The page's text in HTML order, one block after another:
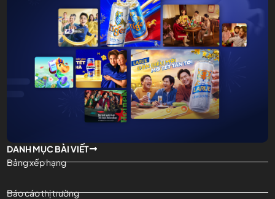
DANH MỤC BÀI VIẾT
Bảng xếp hạng
Báo cáo thị trường